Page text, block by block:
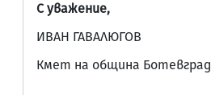
С уважение,
ИВАН ГАВАЛЮГОВ
Кмет на община Ботевград